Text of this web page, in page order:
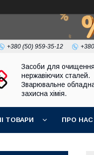
+380 (50) 959-35-12
Засоби для очищення
нержавіючих сталей.
Зварювальне
захисна хімія.
ТОВАРИ ПРО НАС